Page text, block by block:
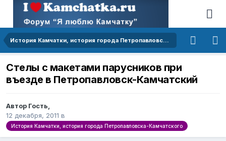
История Камчатки, история города Петропавловска-Камчатского
Стелы с макетами парусников при
въезде в Петропавловск-Камчатский
Автор Гость,
12 декабря, 2011 в
История Камчатки, история города Петропавловска-Камчатского